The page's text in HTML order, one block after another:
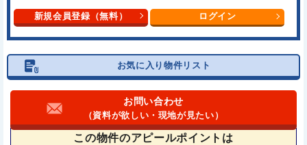
新規会員登録（無料） ログイン
お気に入り物件リスト
お問い合わせ
（資料が欲しい・現地が見たい）
この物件のアピールポイントは